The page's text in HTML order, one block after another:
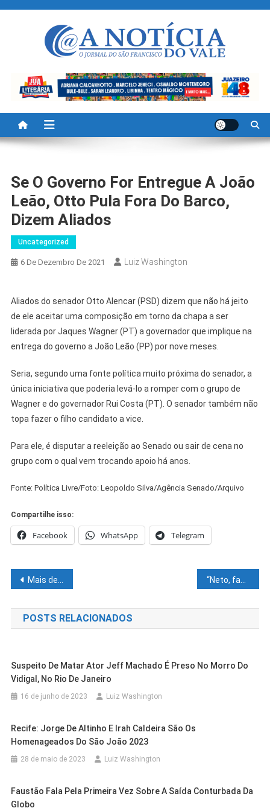
A Noticia Do Vale
Se O Governo For Entregue A João
Leão, Otto Pula Fora Do Barco,
Dizem Aliados
Uncategorized
6 De Dezembro De 2021 Luiz Washington
Aliados do senador Otto Alencar (PSD) dizem que não há jeito
de ele aceitar uma composição em torno da chapa a ser
liderada por Jaques Wagner (PT) a governador que implique na
entrega do governo a João Leão (PP) por nove meses.
Seria, segundo uma fonte política muito próxima do senador, a
única iniciativa que poderia levá-lo a romper com o grupo de
Wagner e do governador Rui Costa (PT). O senador também não
topa fazer o filho candidato a vice.
Para ele, é disputar a reeleição ao Senado ou sair de cena no
grupo com o qual vem trocando apoio há anos.
Fonte: Política Livre/Foto: Leopoldo Silva/Agência Senado/Arquivo
Compartilhe isso:
Facebook WhatsApp Telegram
Navegação
de
Post
Mais de 78% dos baianos avaliam como positiva a gestão de Rui, diz pesquisa “Neto, faça por nós no interior o que você fez por Salvador”.
POSTS RELACIONADOS
Suspeito De Matar Ator Jeff Machado É Preso No Morro Do
Vidigal, No Rio De Janeiro
16 de junho de 2023 Luiz Washington
Recife: Jorge De Altinho E Irah Caldeira São Os
Homenageados Do São João 2023
28 de maio de 2023 Luiz Washington
Faustão Fala Pela Primeira Vez Sobre A Saída Conturbada Da
Globo